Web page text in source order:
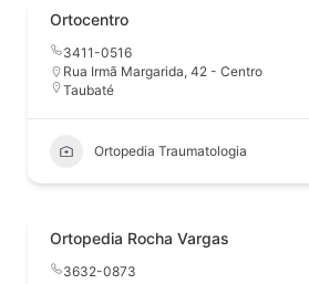
Ortocentro
3411-0516
Rua Irmã Margarida, 42 - Centro
Taubaté
Ortopedia Traumatologia
Ortopedia Rocha Vargas
3632-0873